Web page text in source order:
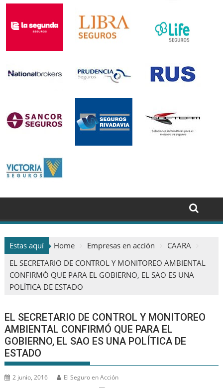
Estas aquí Home Empresas en acción
CAARA
EL SECRETARIO DE CONTROL Y MONITOREO AMBIENTAL
CONFIRMÓ QUE PARA EL GOBIERNO, EL SAO ES UNA
POLÍTICA DE ESTADO
EL SECRETARIO DE CONTROL Y MONITOREO
AMBIENTAL CONFIRMÓ QUE PARA EL
GOBIERNO, EL SAO ES UNA POLÍTICA DE
ESTADO
2 junio, 2016 El Seguro en Acción